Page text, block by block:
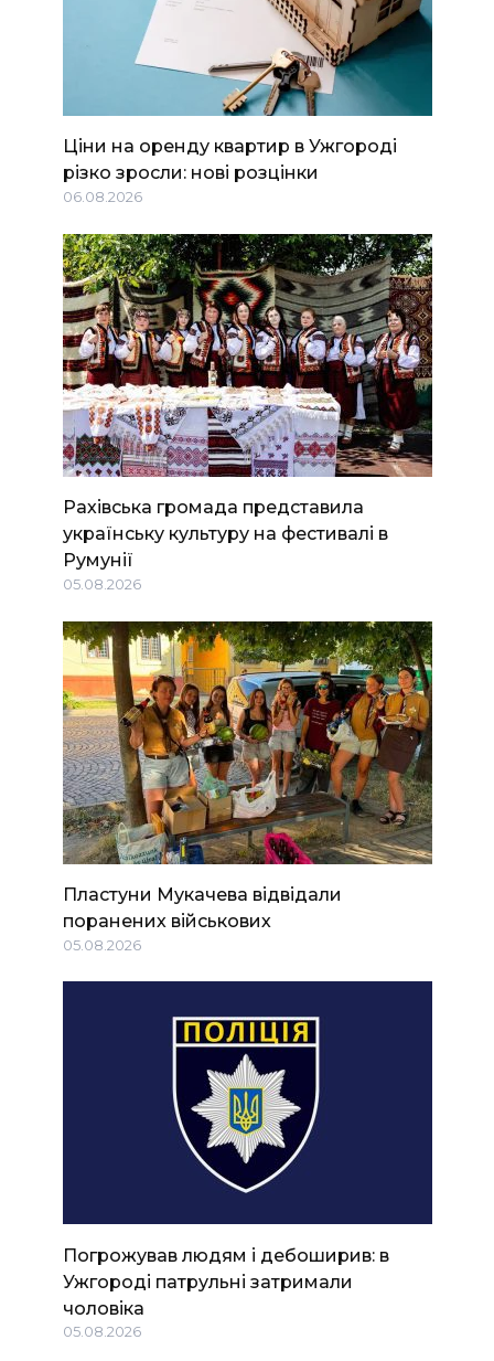
Ціни на оренду квартир в Ужгороді
різко зросли: нові розцінки
06.08.2026
Рахівська громада представила
українську культуру на фестивалі в
Румунії
05.08.2026
Пластуни Мукачева відвідали
поранених військових
05.08.2026
Погрожував людям і дебоширив: в
Ужгороді патрульні затримали
чоловіка
05.08.2026